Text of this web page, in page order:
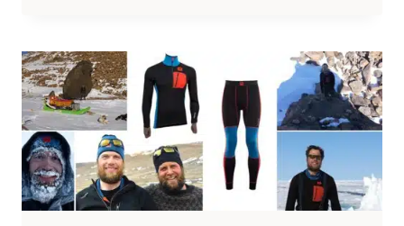
“THULE
TIL
THULE
EKSPEDITION”?